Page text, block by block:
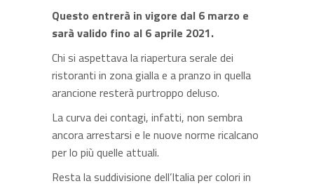
Questo entrerà in vigore dal 6 marzo e
sarà valido fino al 6 aprile 2021.
Chi si aspettava la riapertura serale dei
ristoranti in zona gialla e a pranzo in quella
arancione resterà purtroppo deluso.
La curva dei contagi, infatti, non sembra
ancora arrestarsi e le nuove norme ricalcano
per lo più quelle attuali.
Resta la suddivisione dell’Italia per colori in